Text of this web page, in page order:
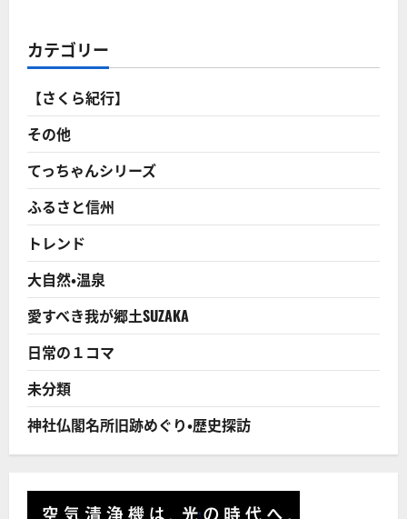
没
は
模
が
大
っ
た
か
ら
目
立
っ
実
は
全
国
規
模
で
道
没
（下
水
管
な
カテゴリー
【さくら紀行】
その他
てっちゃんシリーズ
ふるさと信州
トレンド
大自然・温泉
愛すべき我が郷土SUZAKA
日常の１コマ
未分類
神社仏閣名所旧跡めぐり・歴史探訪